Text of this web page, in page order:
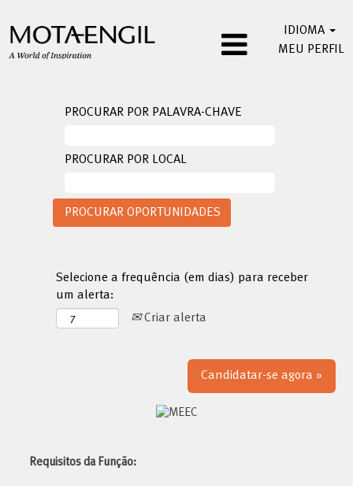
IDIOMA
MEU PERFIL
PROCURAR POR PALAVRA-CHAVE
PROCURAR POR LOCAL
Selecione a frequência (em dias) para receber
um alerta:
Criar alerta
Candidatar-se agora »
Requisitos da Função: